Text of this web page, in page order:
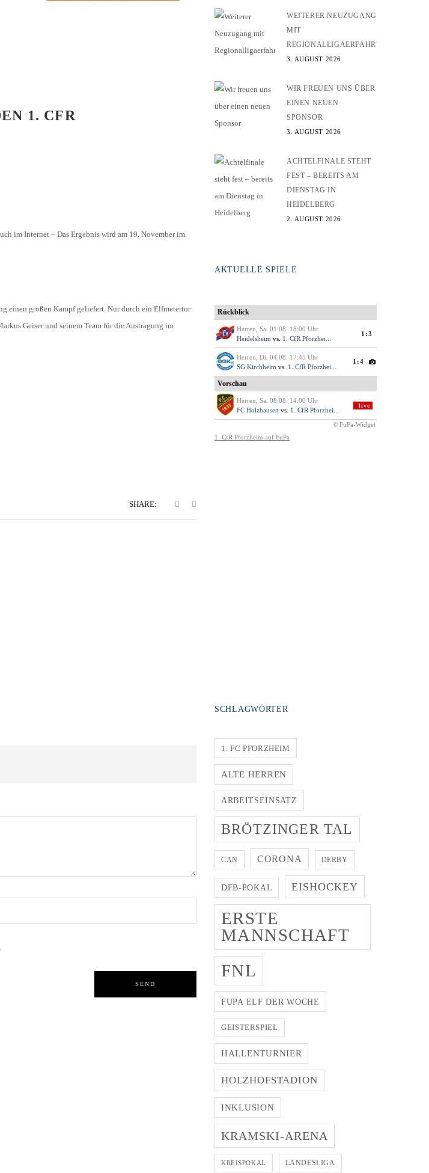
1. CFR
im Internet – Das Ergebnis wird am 19. November im
einen großen Kampf geliefert. Nur durch ein Elfmetertor
Geiser und seinem Team für die Austragung im
SHARE:
WEITERER NEUZUGANG
MIT
REGIONALLIGAERFAHRUNG
3. AUGUST 2026
WIR FREUEN UNS ÜBER
EINEN NEUEN
SPONSOR
3. AUGUST 2026
ACHTELFINALE STEHT
FEST – BEREITS AM
DIENSTAG IN
HEIDELBERG
2. AUGUST 2026
AKTUELLE SPIELE
SCHLAGWÖRTER
1. FC PFORZHEIM
ALTE HERREN
ARBEITSEINSATZ
BRÖTZINGER TAL
CAN CORONA DERBY
DFB-POKAL EISHOCKEY
ERSTE
MANNSCHAFT
FNL
FUPA ELF DER WOCHE
GEISTERSPIEL
HALLENTURNIER
HOLZHOFSTADION
INKLUSION
KRAMSKI-ARENA
KREISPOKAL LANDESLIGA